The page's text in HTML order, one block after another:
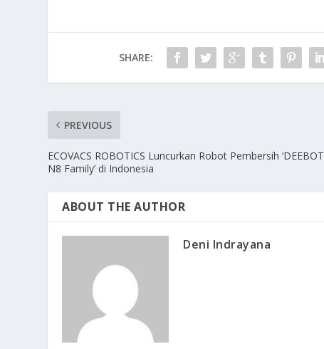
SHARE:
PREVIOUS
ECOVACS ROBOTICS Luncurkan Robot Pembersih ‘DEEBOT
N8 Family’ di Indonesia
ABOUT THE AUTHOR
Deni Indrayana